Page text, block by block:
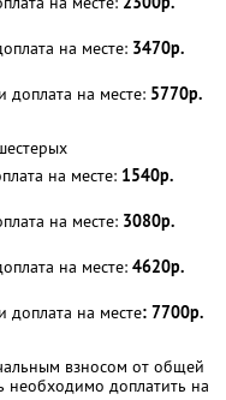
на месте: 3470р.
доплата на месте: 5770р.
на месте: 1540р.
на месте: 3080р.
на месте: 4620р.
доплата на месте: 7700р.
взносом от общей
необходимо доплатить на